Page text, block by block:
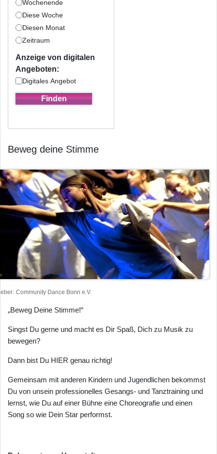
Wochenende
Diese Woche
Diesen Monat
Zeitraum
Anzeige von digitalen
Angeboten:
Digitales Angebot
Beweg deine Stimme
Community Dance Bonn e.V.
„Beweg Deine Stimme!“
Singst Du gerne und macht es Dir Spaß, Dich zu Musik zu
bewegen?
Dann bist Du HIER genau richtig!
Gemeinsam mit anderen Kindern und Jugendlichen bekommst
Du von unsein professionelles Gesangs- und Tanztraining und
lernst, wie Du auf einer Bühne eine Choreografie und einen
Song so wie Dein Star performst.